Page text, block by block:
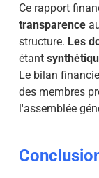
Ce rapport
transparence
structure. Les
étant
Le bilan
des membres
l'assemblée